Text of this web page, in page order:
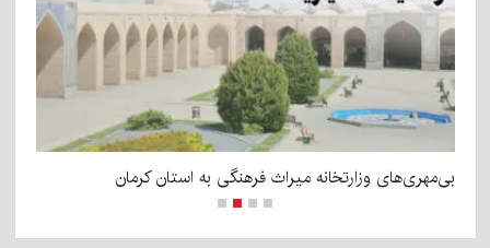
بی‌مهری‌های وزارتخانه میراث فرهنگی به استان کرمان